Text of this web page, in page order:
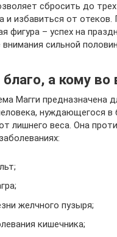
сбросить до
и избавиться от отеков.
фигура – успех на
внимания сильной
а кому во
Магги предназначена
нуждающегося
лишнего веса. Она
желчного пузыря;
кишечника;